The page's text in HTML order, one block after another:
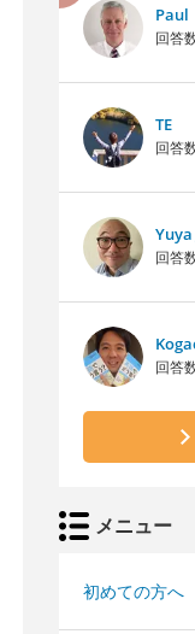
Paul
回答
TE
回答
回答
回答
メニュー
初めての方へ